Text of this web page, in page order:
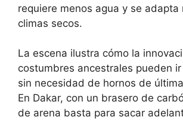
requiere menos agua y se adapta
climas secos.
La escena ilustra cómo la
costumbres ancestrales pueden
sin necesidad de hornos de
En Dakar, con un brasero de
de arena basta para sacar